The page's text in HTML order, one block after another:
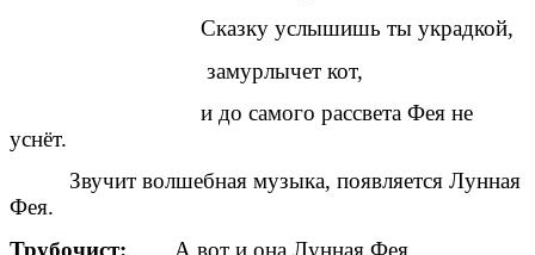
Сказку услышишь ты украдкой,
замурлычет кот,
и до самого рассвета Фея не
уснёт.
Звучит волшебная музыка, появляется Лунная
Фея.
Трубочист:
А вот и она Лунная Фея,